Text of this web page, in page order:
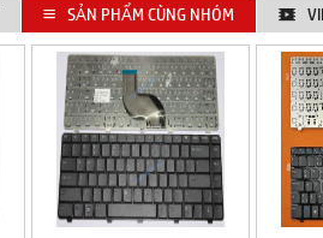
SẢN PHẨM CÙNG NHÓM